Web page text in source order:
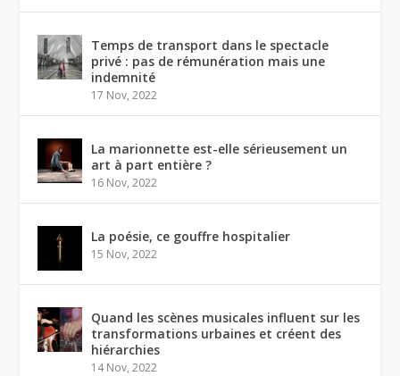
Temps de transport dans le spectacle
privé : pas de rémunération mais une
indemnité
17 Nov, 2022
La marionnette est-elle sérieusement un
art à part entière ?
16 Nov, 2022
La poésie, ce gouffre hospitalier
15 Nov, 2022
Quand les scènes musicales influent sur les
transformations urbaines et créent des
hiérarchies
14 Nov, 2022